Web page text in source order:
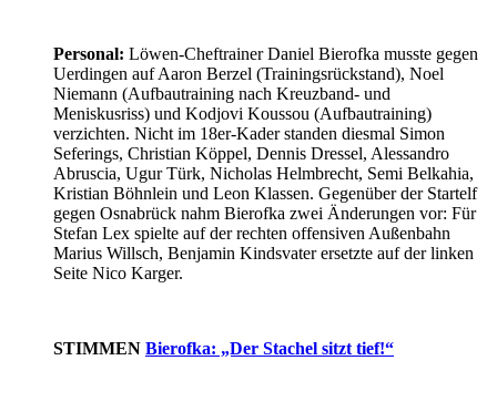
Personal: Löwen-Cheftrainer Daniel Bierofka musste gegen
Uerdingen auf Aaron Berzel (Trainingsrückstand), Noel
Niemann (Aufbautraining nach Kreuzband- und
Meniskusriss) und Kodjovi Koussou (Aufbautraining)
verzichten. Nicht im 18er-Kader standen diesmal Simon
Seferings, Christian Köppel, Dennis Dressel, Alessandro
Abruscia, Ugur Türk, Nicholas Helmbrecht, Semi Belkahia,
Kristian Böhnlein und Leon Klassen. Gegenüber der Startelf
gegen Osnabrück nahm Bierofka zwei Änderungen vor: Für
Stefan Lex spielte auf der rechten offensiven Außenbahn
Marius Willsch, Benjamin Kindsvater ersetzte auf der linken
Seite Nico Karger.
STIMMEN Bierofka: „Der Stachel sitzt tief!“